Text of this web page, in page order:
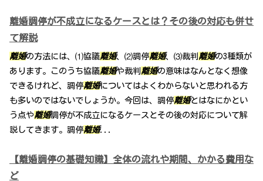
離婚調停が不成立になるケースとは？その後の対応も併せ
て解説
離婚の方法には、⑴協議離婚、⑵調停離婚、⑶裁判 離婚の3種類が
あります。このうち協議離婚や裁判 離婚の意味はなんとなく想像
できるけれど、調停離婚についてはよくわからないと思われる方
も多いのではないでしょうか。今回は、調停離婚とはなにかとい
う点や離婚調停が不成立になるケースとその後の対応について解
説してきます。調停離婚...
【離婚調停の基礎知識】全体の流れや期間、かかる費用な
ど